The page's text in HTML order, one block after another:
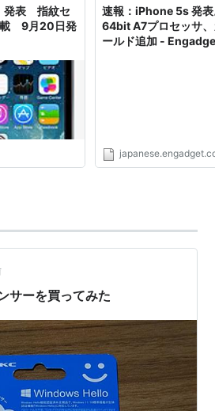
発表 指紋セ
載 9月20日発
速報：iPhone 5s 発
64bit A7プロセッサ
ールド追加 -
サーを買ってみた